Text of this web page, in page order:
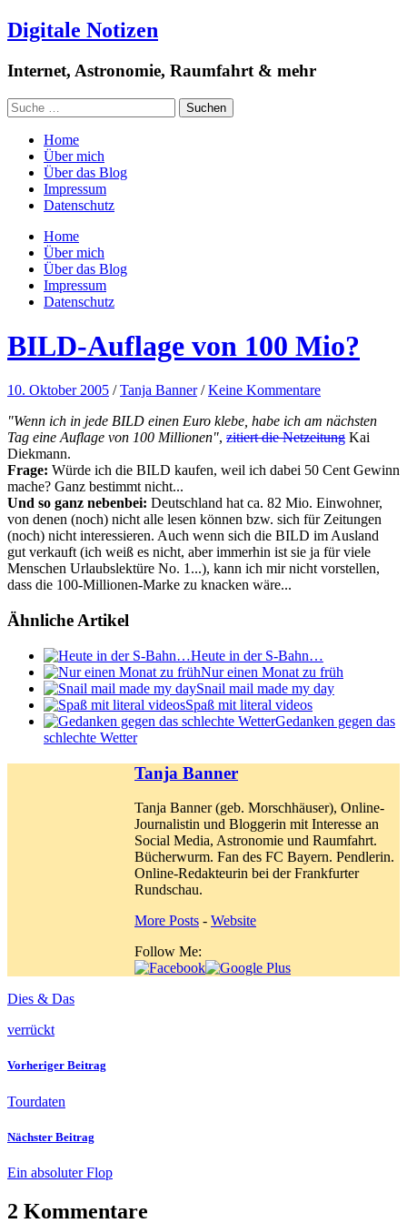
Digitale Notizen
Internet, Astronomie, Raumfahrt & mehr
Home
Über mich
Über das Blog
Impressum
Datenschutz
Home
Über mich
Über das Blog
Impressum
Datenschutz
BILD-Auflage von 100 Mio?
10. Oktober 2005 /Tanja Banner /Keine Kommentare
"Wenn ich in jede BILD einen Euro klebe, habe ich am nächsten
Tag eine Auflage von 100 Millionen", zitiert die Netzeitung Kai
Diekmann.
Frage: Würde ich die BILD kaufen, weil ich dabei 50 Cent Gewinn
mache? Ganz bestimmt nicht...
Und so ganz nebenbei: Deutschland hat ca. 82 Mio. Einwohner,
von denen (noch) nicht alle lesen können bzw. sich für Zeitungen
(noch) nicht interessieren. Auch wenn sich die BILD im Ausland
gut verkauft (ich weiß es nicht, aber immerhin ist sie ja für viele
Menschen Urlaubslektüre No. 1...), kann ich mir nicht vorstellen,
dass die 100-Millionen-Marke zu knacken wäre...
Ähnliche Artikel
Heute in der S-Bahn…
Nur einen Monat zu früh
Snail mail made my day
Spaß mit literal videos
Gedanken gegen das
schlechte Wetter
Tanja Banner
Tanja Banner (geb. Morschhäuser), Online-
Journalistin und Bloggerin mit Interesse an
Social Media, Astronomie und Raumfahrt.
Bücherwurm. Fan des FC Bayern. Pendlerin.
Online-Redakteurin bei der Frankfurter
Rundschau.
More Posts - Website
Follow Me:
Dies & Das
verrückt
Vorheriger Beitrag
Tourdaten
Nächster Beitrag
Ein absoluter Flop
2 Kommentare